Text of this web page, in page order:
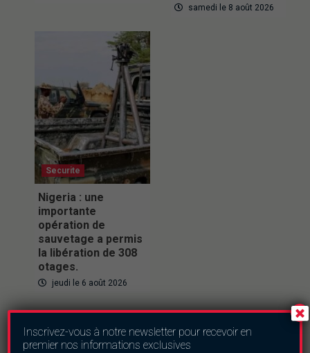
samedi le 8 août 2026
Securite
Nigeria : une
importante
opération de
sauvetage a permis
la libération de 308
otages.
jeudi le 6 août 2026
Inscrivez-vous à notre newsletter pour recevoir en
premier nos informations exclusives